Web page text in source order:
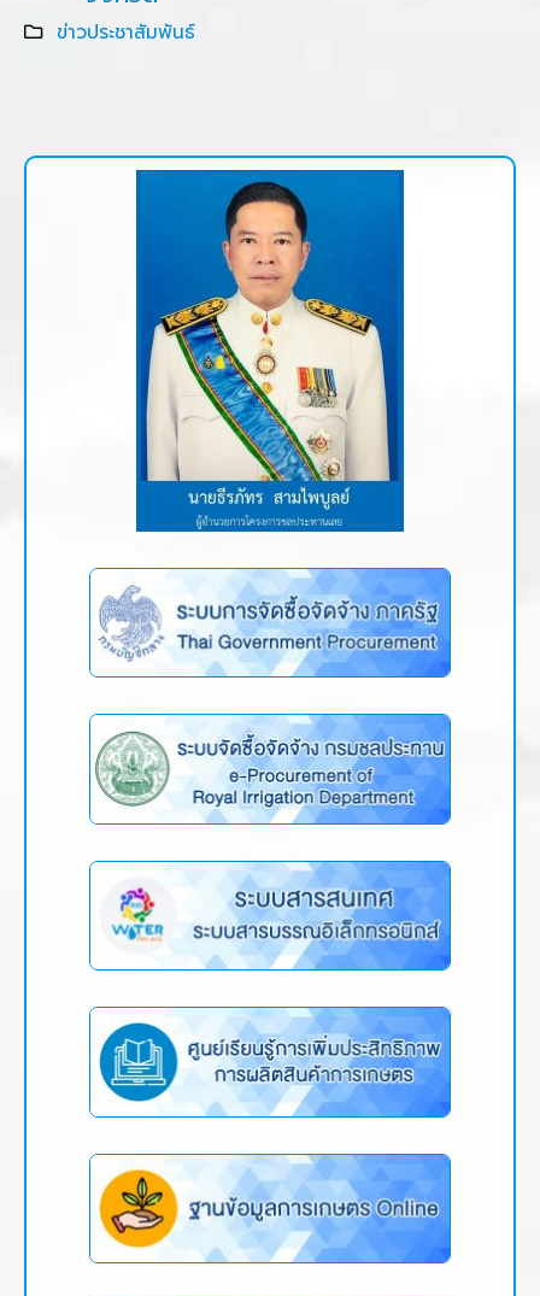
ข่าวประชาสัมพันธ์